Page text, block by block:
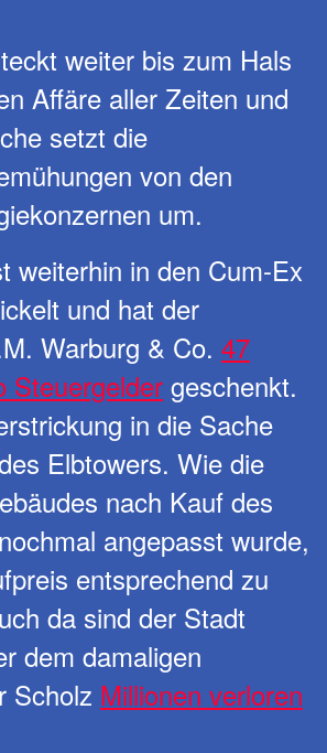
weiter bis zum Hals
Affäre aller Zeiten und
setzt die
von den
um.
weiterhin in den Cum-Ex
und hat der
Warburg & Co. 47
Steuergelder geschenkt.
in die Sache
Elbtowers. Wie die
nach Kauf des
angepasst wurde,
entsprechend zu
da sind der Stadt
dem damaligen
Scholz Millionen verloren